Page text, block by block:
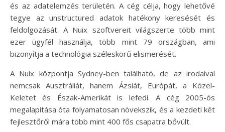
és az adatelemzés területén. A cég célja, hogy lehetővé
tegye az unstructured adatok hatékony keresését és
feldolgozását. A Nuix szoftvereit világszerte több mint
ezer ügyfél használja, több mint 79 országban, ami
bizonyítja a technológia széleskörű elismerését.
A Nuix központja Sydney-ben található, de az irodaival
nemcsak Ausztráliát, hanem Ázsiát, Európát, a Közel-
Keletet és Észak-Amerikát is lefedi. A cég 2005-ös
megalapítása óta folyamatosan növekszik, és a kezdeti két
fejlesztőről mára több mint 400 fős csapatra bővült.